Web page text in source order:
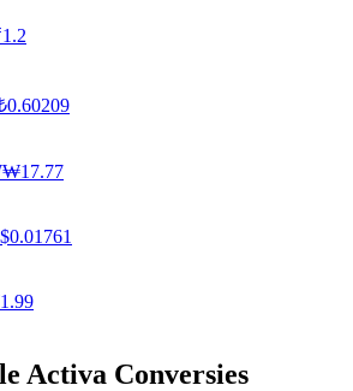
directe toegang
1.2
0.60209
₩17.77
$0.01761
1.99
Activa Conversies